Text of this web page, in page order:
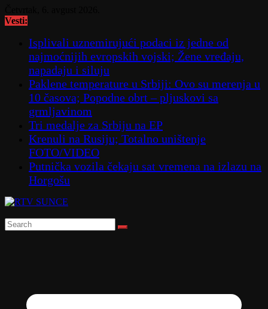
to
Vesti:
Isplivali uznemirujući podaci iz jedne od
najmoćnijih evropskih vojski; Žene vređaju,
napadaju i siluju
Paklene temperature u Srbiji: Ovo su merenja u
10 časova; Popodne obrt – pljuskovi sa
grmljavinom
Tri medalje za Srbiju na EP
Krenuli na Rusiju; Totalno uništenje
FOTO/VIDEO
Putnička vozila čekaju sat vremena na izlazu na
Horgošu